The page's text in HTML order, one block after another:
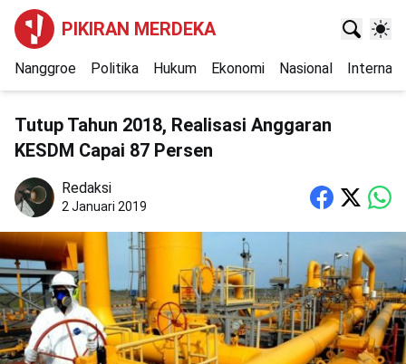
PIKIRAN MERDEKA
Nanggroe Politika Hukum Ekonomi Nasional
Tutup Tahun 2018, Realisasi Anggaran
KESDM Capai 87 Persen
Redaksi
2 Januari 2019